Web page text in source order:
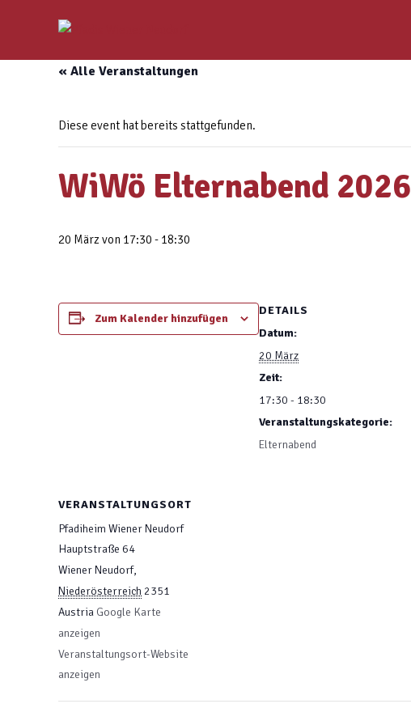
« Alle Veranstaltungen
Diese event hat bereits stattgefunden.
WiWö Elternabend 2026
20 März von 17:30 - 18:30
Zum Kalender hinzufügen
DETAILS
Datum:
20 März
Zeit:
17:30 - 18:30
Veranstaltungskategorie:
Elternabend
VERANSTALTUNGSORT
Pfadiheim Wiener Neudorf
Hauptstraße 64
Wiener Neudorf,
Niederösterreich 2351
Austria Google Karte
anzeigen
Veranstaltungsort-Website
anzeigen